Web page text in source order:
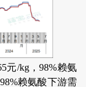
元/kg，98%赖氨
赖氨酸下游需